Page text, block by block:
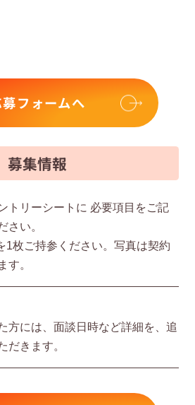
フォームへ
募集情報
トリーシートに 必要項⽬をご記
さい。
1枚ご持参ください。写真は契約
す。
⽅には、⾯談⽇時など詳細を、追
だきます。